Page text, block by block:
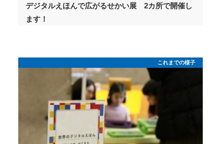
デジタルえほんで広がるせかい展 2カ所で開催し
ます！
これまでの様子